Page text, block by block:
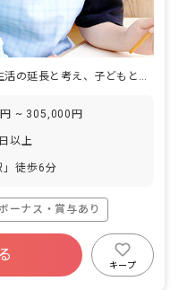
定員42名。行事は日々の生活の延長と考え、子どもと職員の負担にしない保育をつくる園です。
~ 305,000円
以上
」徒歩6分
ーナス・賞与あり
社会保険完備
キープ